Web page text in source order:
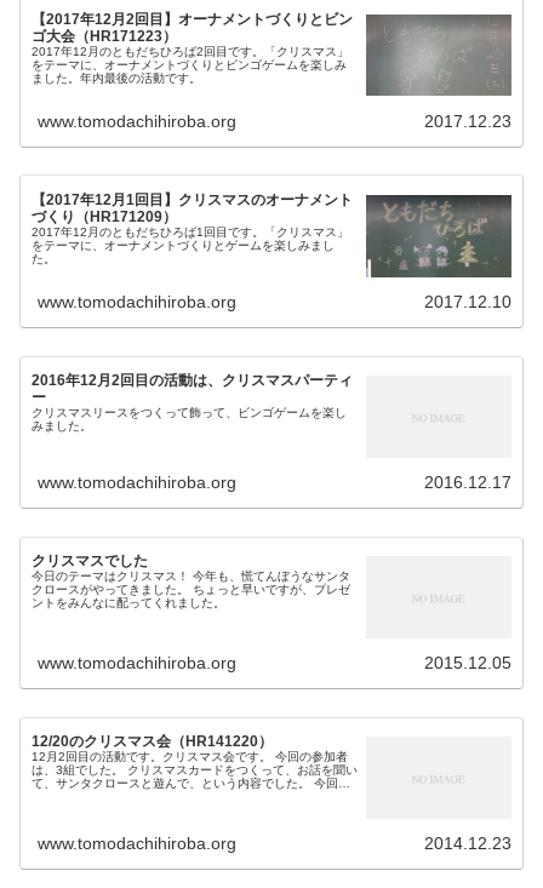
【2017年12月2回目】オーナメントづくりとビン
ゴ大会（HR171223）
2017年12月のともだちひろば2回目です。「クリスマス」
をテーマに、オーナメントづくりとビンゴゲームを楽しみ
ました。年内最後の活動です。
www.tomodachihiroba.org 2017.12.23
【2017年12月1回目】クリスマスのオーナメント
づくり（HR171209）
2017年12月のともだちひろば1回目です。「クリスマス」
をテーマに、オーナメントづくりとゲームを楽しみまし
た。
www.tomodachihiroba.org 2017.12.10
2016年12月2回目の活動は、クリスマスパーティ
ー
クリスマスリースをつくって飾って、ビンゴゲームを楽し
みました。
www.tomodachihiroba.org 2016.12.17
クリスマスでした
今日のテーマはクリスマス！ 今年も、慌てんぼうなサンタ
クロースがやってきました。 ちょっと早いですが、プレゼ
ントをみんなに配ってくれました。
www.tomodachihiroba.org 2015.12.05
12/20のクリスマス会（HR141220）
12月2回目の活動です。クリスマス会です。 今回の参加者
は、3組でした。 クリスマスカードをつくって、お話を聞い
て、サンタクロースと遊んで、という内容でした。 今回
www.tomodachihiroba.org 2014.12.23